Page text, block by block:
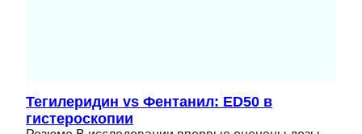
Тегилеридин vs Фентанил: ED50 в
гистероскопии